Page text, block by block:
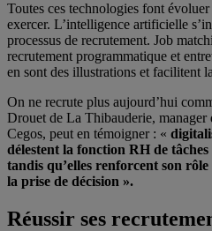
Toutes ces technologies font
exercer. L’intelligence artificielle
processus de recrutement. Job
recrutement programmatique et
en sont des illustrations et facilitent
On ne recrute plus aujourd’hui
Drouet de La Thibauderie,
Cegos, peut en témoigner : «
délestent la fonction RH de
tandis qu’elles renforcent son
la prise de décision ».
Réussir ses